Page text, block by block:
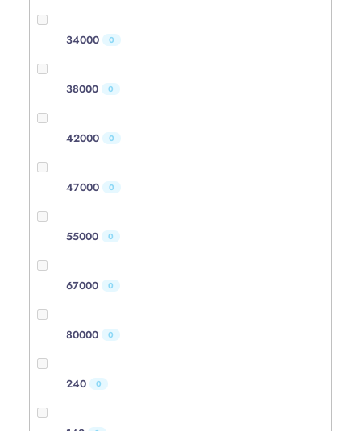
34000 0
38000 0
42000 0
47000 0
55000 0
67000 0
80000 0
240 0